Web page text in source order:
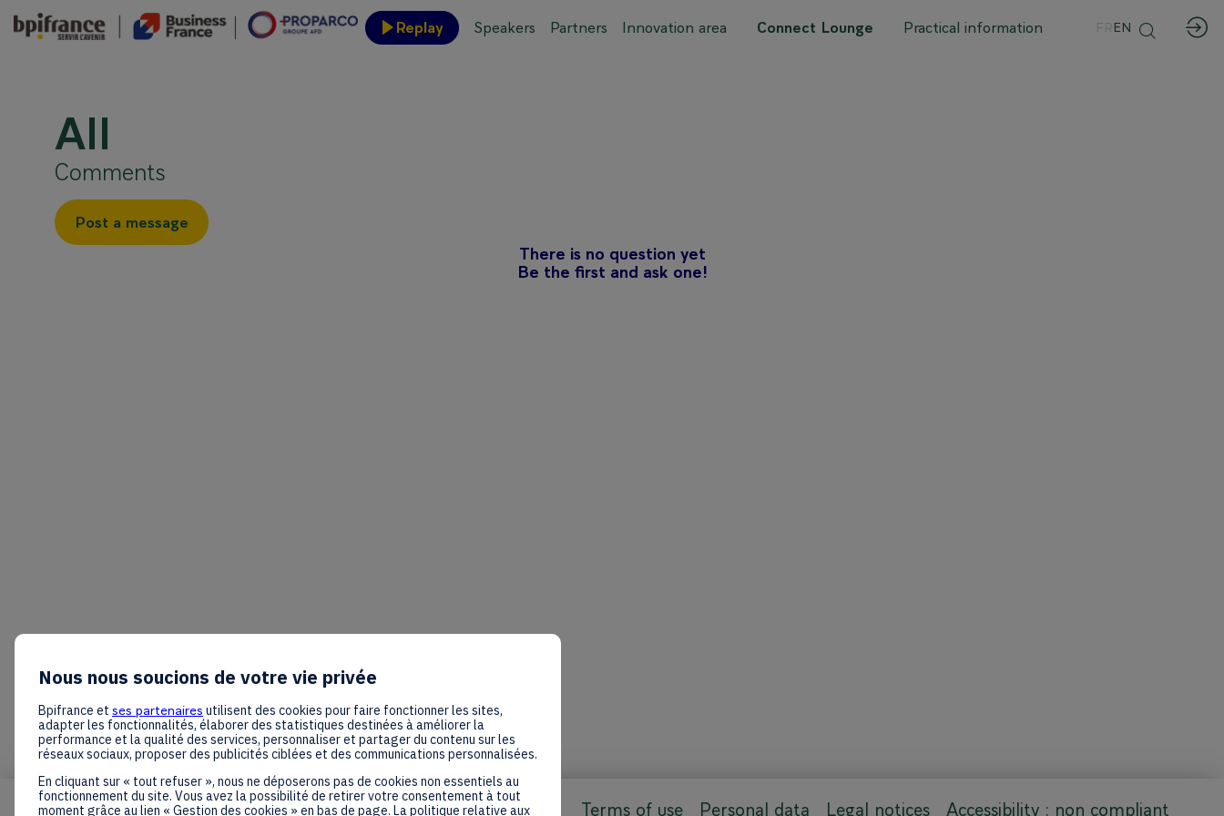
Replay Speakers Partners Innovation area Connect Lounge Practical information FREN
All
Comments
Post a message
There is no question yet
Be the first and ask one!
Terms of use Personal data Legal notices Accessibility : non compliant
Nous nous soucions de votre vie privée
Bpifrance et ses partenaires utilisent des cookies pour faire fonctionner les sites,
adapter les fonctionnalités, élaborer des statistiques destinées à améliorer la
performance et la qualité des services, personnaliser et partager du contenu sur les
réseaux sociaux, proposer des publicités ciblées et des communications personnalisées.
En cliquant sur « tout refuser », nous ne déposerons pas de cookies non essentiels au
fonctionnement du site. Vous avez la possibilité de retirer votre consentement à tout
moment grâce au lien « Gestion des cookies » en bas de page. La politique relative aux